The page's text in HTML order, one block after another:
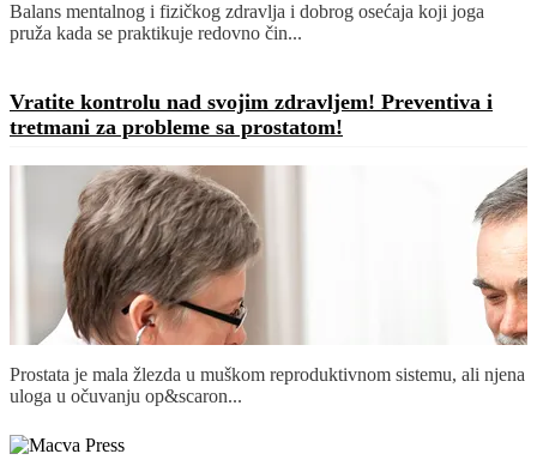
Balans mentalnog i fizičkog zdravlja i dobrog osećaja koji joga
pruža kada se praktikuje redovno čin...
Vratite kontrolu nad svojim zdravljem! Preventiva i
tretmani za probleme sa prostatom!
Prostata je mala žlezda u muškom reproduktivnom sistemu, ali njena
uloga u očuvanju op&scaron...